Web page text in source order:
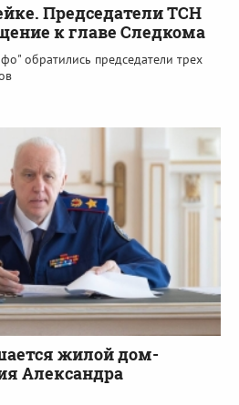
Председатели ТСН
к главе Следкома
обратились председатели трех
жилой дом-
Александра